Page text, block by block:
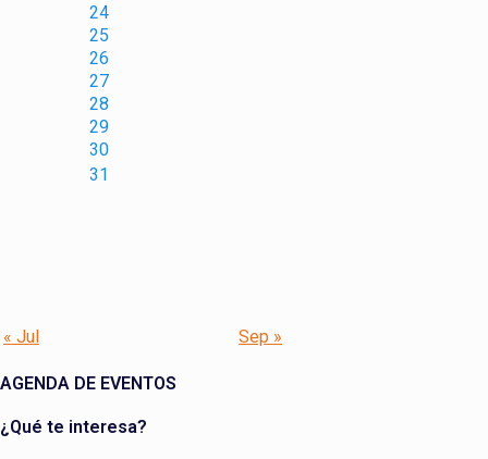
24
25
26
27
28
29
30
31
« Jul Sep »
AGENDA DE EVENTOS
¿Qué te interesa?